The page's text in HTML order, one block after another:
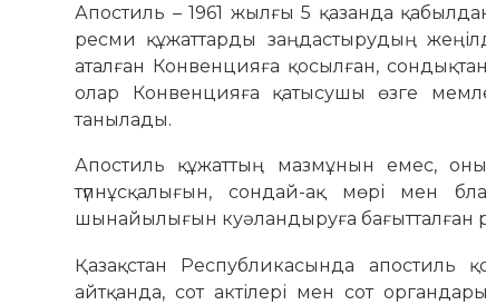
Апостиль – 1961 жылғы 5 қазанда
ресми құжаттарды заңдастырудың
аталған Конвенцияға қосылған,
олар Конвенцияға қатысушы өзге
танылады.
Апостиль құжаттың мазмұнын емес,
түпнұсқалығын, сондай-ақ мөрі мен
шынайылығын куәландыруға бағытталған
Қазақстан Республикасында апостиль
айтқанда, сот актілері мен сот